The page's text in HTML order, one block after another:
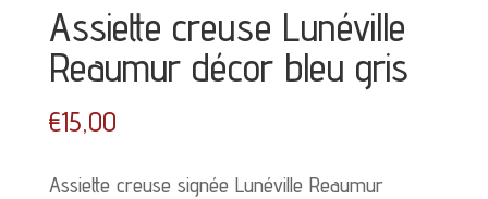
Assiette creuse Lunéville
Reaumur décor bleu gris
€15,00
Assiette creuse signée Lunéville Reaumur